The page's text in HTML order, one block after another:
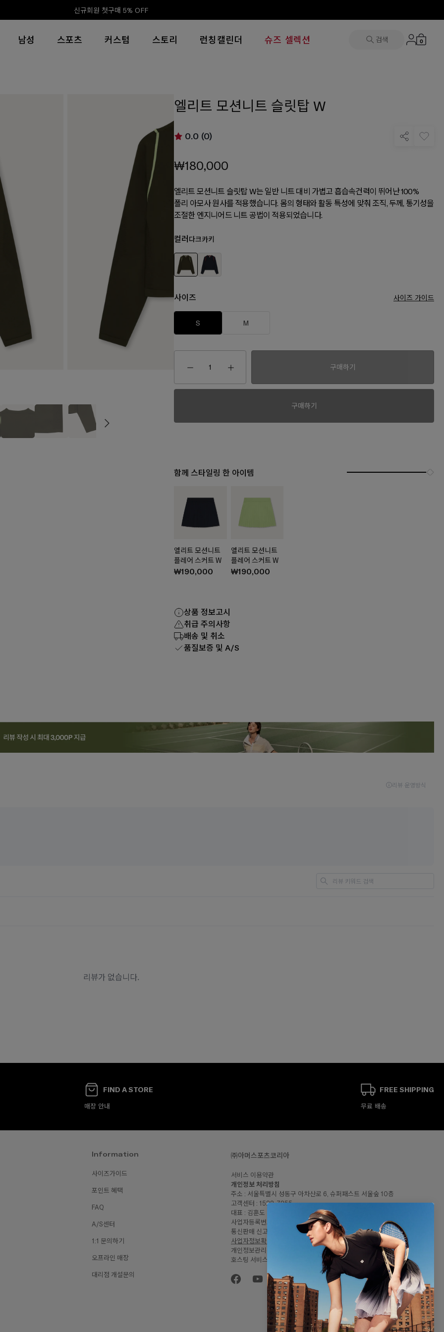
신규회원 첫구매 5% OFF
남성 스포츠 커스텀 스토리 런칭캘린더 슈즈 셀렉션 검색 0
엘리트 모션니트 슬릿탑 W
0.0 (0)
₩180,000
엘리트 모션니트 슬릿탑 W는 일반 니트 대비 가볍고 흡습속건력이 뛰어난 100%
폴리 아모사 원사를 적용했습니다. 몸의 형태와 활동 특성에 맞춰 조직, 두께, 통기성을
조절한 엔지니어드 니트 공법이 적용되었습니다.
컬러 다크카키
사이즈 사이즈 가이드
S M
구매하기
구매하기
함께 스타일링 한 아이템
엘리트 모션니트
플레어 스커트 W
₩190,000
엘리트 모션니트
플레어 스커트 W
₩190,000
상품 정보고시
취급 주의사항
배송 및 취소
품질보증 및 A/S
FIND A STORE
매장 안내
FREE SHIPPING
무료 배송
Information
사이즈가이드
포인트 혜택
FAQ
A/S센터
1:1 문의하기
오프라인 매장
대리점 개설문의
㈜아머스포츠코리아
서비스 이용약관
개인정보 처리방침
주소 : 서울특별시 성동구 아차산로 6, 슈퍼패스트 서울숲 10층
고객센터 : 1522-7255
대표 : 김훈도
사업자등록번호: 120-81-57446
통신판매 신고번호 : 2023-서울성동-2064
사업자정보확인
개인정보관리책임자 : 임민지
호스팅 서비스 : Shopify